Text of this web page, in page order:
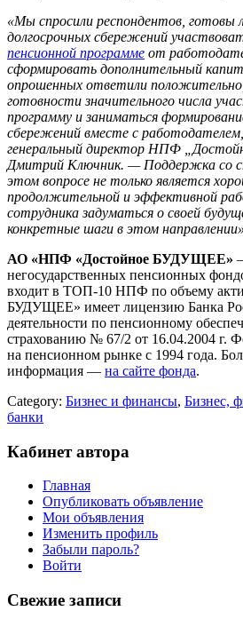
«Мы спросили респондентов, готовы
долгосрочных сбережений
пенсионной программе от
сформировать дополнительный
опрошенных ответили
готовности значительного числа
программу и заниматься
сбережений вместе с
генеральный директор НПФ
Дмитрий Ключник. — Поддержка со
этом вопросе не только является
продолжительной и эффективной
сотрудника задуматься о своей
конкретные шаги в этом
АО «НПФ «Достойное БУДУЩЕЕ»
негосударственных пенсионных
входит в ТОП-10 НПФ по объему
БУДУЩЕЕ» имеет лицензию Банка
деятельности по пенсионному
страхованию № 67/2 от 16.04.2004 г.
на пенсионном рынке с 1994 года.
информация — на сайте фонда.
Category: Бизнес и финансы, Бизнес,
банки
Кабинет автора
Главная
Опубликовать объявление
Мои объявления
Изменить профиль
Забыли пароль?
Войти
Свежие записи